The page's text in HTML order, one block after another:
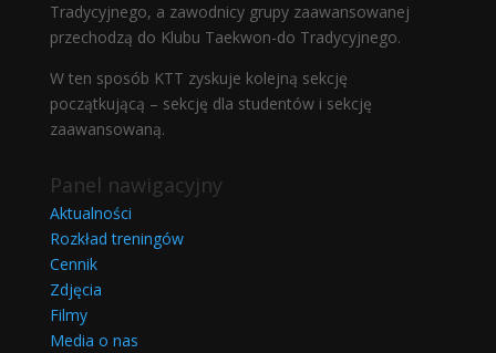
Tradycyjnego, a zawodnicy grupy zaawansowanej
przechodzą do Klubu Taekwon-do Tradycyjnego.
W ten sposób KTT zyskuje kolejną sekcję
początkującą – sekcję dla studentów i sekcję
zaawansowaną.
Panel nawigacyjny
Aktualności
Rozkład treningów
Cennik
Zdjęcia
Filmy
Media o nas